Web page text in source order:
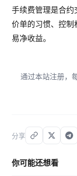
手续费管理是合约
价单的习惯、控制
易净收益。
通过本站注册，
分享
你可能还想看